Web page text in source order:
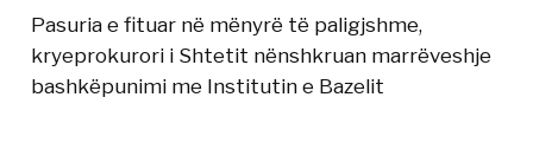
Pasuria e fituar në mënyrë të paligjshme,
kryeprokurori i Shtetit nënshkruan marrëveshje
bashkëpunimi me Institutin e Bazelit